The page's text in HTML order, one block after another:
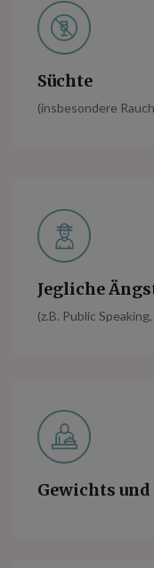
Süchte
(insbesondere
Jegliche
(z.B. Public
Gewichts